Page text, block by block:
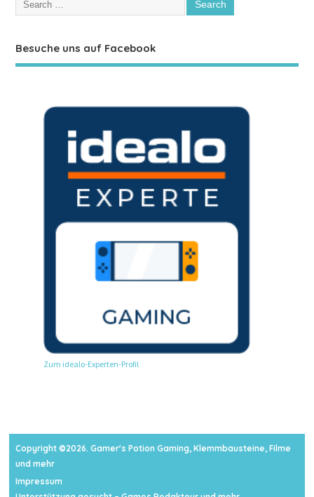
Besuche uns auf Facebook
Zum idealo-Experten-Profil
Copyright ©2026. Gamer's Potion Gaming, Klemmbausteine, Filme
und mehr
Impressum